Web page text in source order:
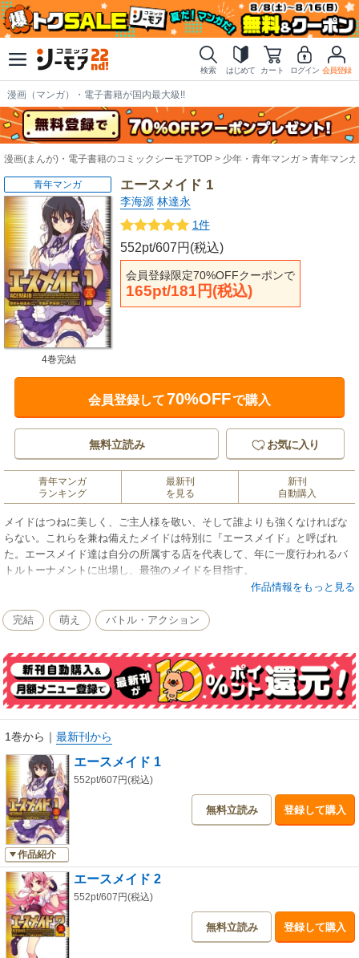
検索 はじめて カート ログイン 会員登録
漫画（マンガ）・電子書籍が国内最大級!!
漫画(まんが)・電子書籍のコミックシーモアTOP 少年・青年マンガ 青年マンガ
エースメイド 1
李海源 林達永
1件
552pt/607円(税込)
会員登録限定70%OFFクーポンで
165pt/181円(税込)
青年マンガ
4巻完結
会員登録して70%OFFで購入
無料立読み お気に入り
青年マンガ
ランキング
最新刊
を見る
新刊
自動購入
メイドはつねに美しく、ご主人様を敬い、そして誰よりも強くなければな
らない。これらを兼ね備えたメイドは特別に『エースメイド』と呼ばれ
た。エースメイド達は自分の所属する店を代表して、年に一度行われるバ
トルトーナメントに出場し、最強のメイドを目指す。
作品情報をもっと見る
完結 萌え バトル・アクション
1巻から ｜ 最新刊から
作品紹介
エースメイド 1
552pt/607円(税込)
無料立読み 登録して購入
エースメイド 2
552pt/607円(税込)
無料立読み 登録して購入